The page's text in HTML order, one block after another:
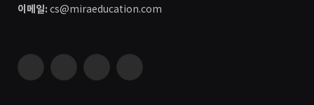
이메일: cs@miraeducation.com
InstagramVimeo YouTube RSS